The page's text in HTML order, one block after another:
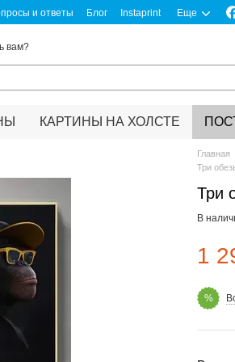
и ответы Блог Instaprint Еще
вам?
КАРТИНЫ НА ХОЛСТЕ
Главная
Три
Три
В
1
%